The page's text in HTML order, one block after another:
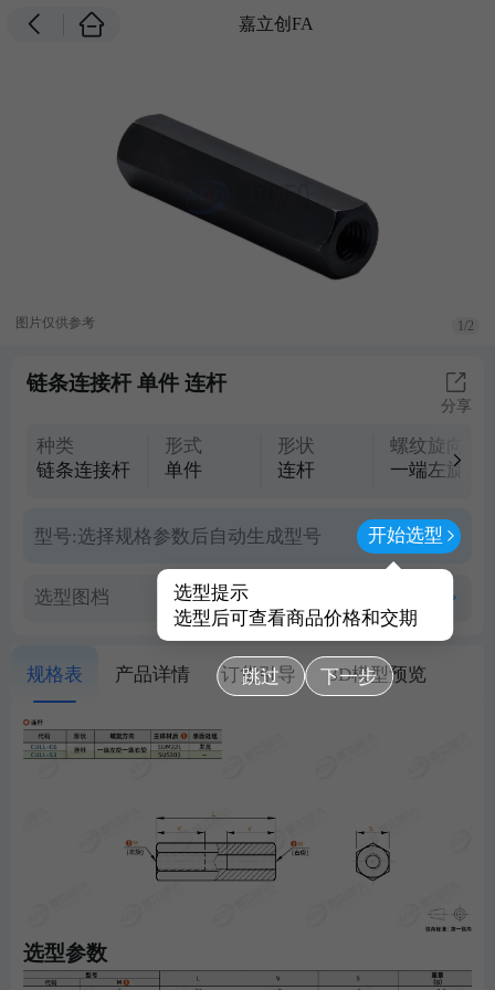
嘉立创FA
图片仅供参考 1/2
链条连接杆 单件 连杆
分享
种类
链条连接杆
形式
单件
形状
连杆
螺纹旋向
一端左旋一
型号:选择规格参数后自动生成型号 开始选型
选型提示
选型后可查看商品价格和交期
跳过 下一步
选型图档
规格表 产品详情 订货引导 3D模型预览
选型参数